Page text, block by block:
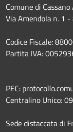
Comune di
Via Amendola n. 1 -
Codice Fiscale:
Partita IVA:
PEC:
Centralino Unico:
Sede distaccata di